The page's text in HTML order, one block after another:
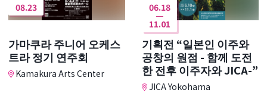
08.23
가마쿠라 주니어 오케스
트라 정기 연주회
Kamakura Arts Center
06.18
11.01
기획전 “일본인 이주와
공창의 원점 - 함께 도전
한 전후 이주자와 JICA-”
JICA Yokohama